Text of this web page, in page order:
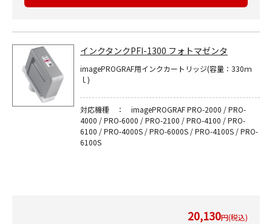
インクタンクPFI-1300 フォトマゼンタ
imagePROGRAF用インクカートリッジ(容量：330ｍ
ｌ)
対応機種 ： imagePROGRAF PRO-2000 / PRO-
4000 / PRO-6000 / PRO-2100 / PRO-4100 / PRO-
6100 / PRO-4000S / PRO-6000S / PRO-4100S / PRO-
6100S
20,130円(税込)